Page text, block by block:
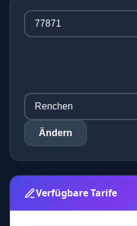
Ändern
Verfügbare Tarife